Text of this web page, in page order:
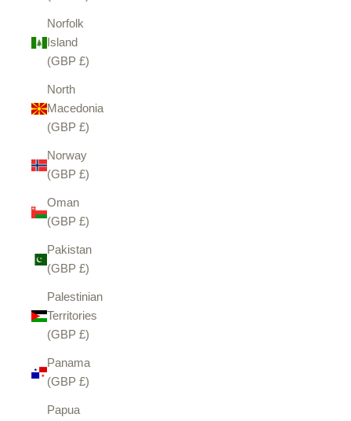
Norfolk
Island
(GBP £)
North
Macedonia
(GBP £)
Norway
(GBP £)
Oman
(GBP £)
Pakistan
(GBP £)
Palestinian
Territories
(GBP £)
Panama
(GBP £)
Papua